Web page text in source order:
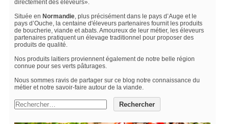
directement des éleveurs».
Située en Normandie, plus précisément dans le pays d’Auge et le
pays d’Ouche, la centaine d'éleveurs partenaires fournit les produits
de boucherie, viande et abats. Amoureux de leur métier, les éleveurs
partenaires pratiquent un élevage traditionnel pour proposer des
produits de qualité.
Nos produits laitiers proviennent également de notre belle région
connue pour ses verts pâturages.
Nous sommes ravis de partager sur ce blog notre connaissance du
métier et notre savoir-faire autour de la viande.